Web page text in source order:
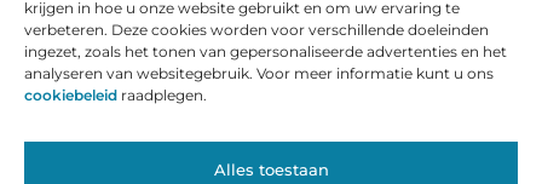
krijgen in hoe u onze website gebruikt en om uw ervaring te
verbeteren. Deze cookies worden voor verschillende doeleinden
ingezet, zoals het tonen van gepersonaliseerde advertenties en het
analyseren van websitegebruik. Voor meer informatie kunt u ons
cookiebeleid raadplegen.
Alles toestaan
Beroemdheden Uit de Media Partners Over ons Ons team
Contact Artikel publiceren
Geld Verdienen met je Website: Van Hobby naar Inkomensbron